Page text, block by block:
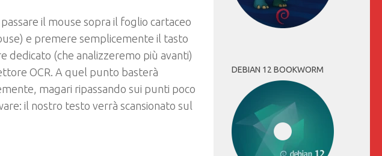
il mouse sopra il foglio cartaceo
e premere semplicemente il tasto
dedicato (che analizzeremo più avanti)
OCR. A quel punto basterà
magari ripassando sui punti poco
il nostro testo verrà scansionato sul
DEBIAN 12 BOOKWORM